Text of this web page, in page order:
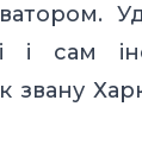
і сам
звану